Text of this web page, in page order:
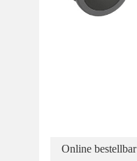
Online bestellbar